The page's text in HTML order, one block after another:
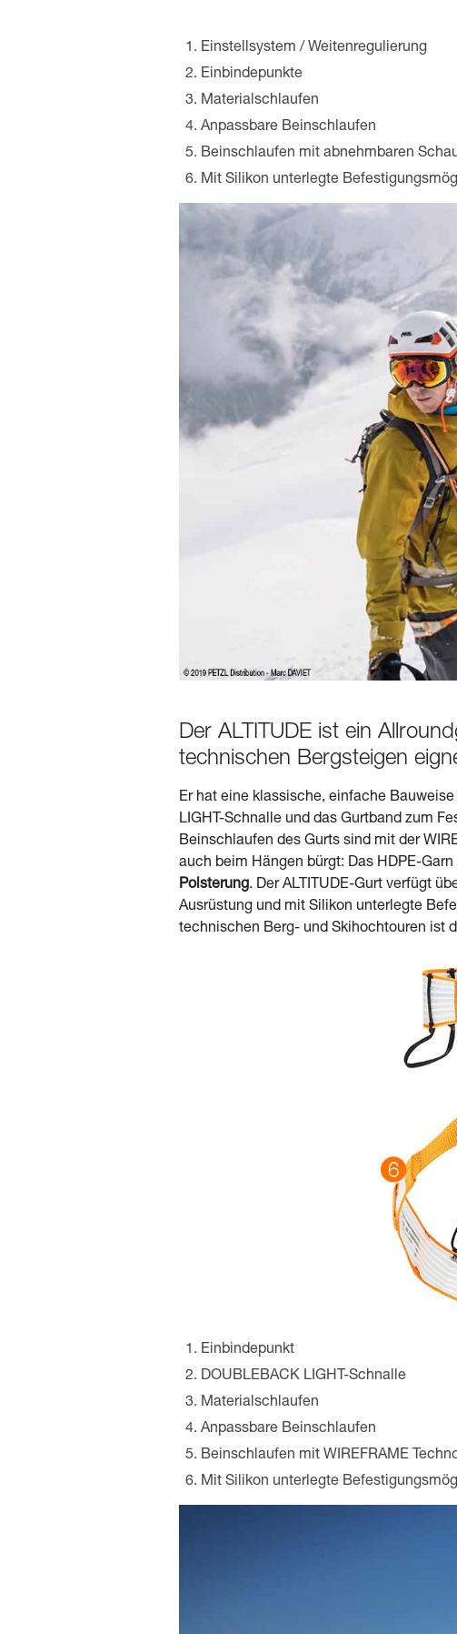
Einstellsystem / Weitenregulierung
Einbindepunkte
Materialschlaufen
Anpassbare Beinschlaufen
Beinschlaufen mit abnehmbaren
Mit Silikon unterlegte
Der ALTITUDE ist ein
technischen Bergsteigen
Er hat eine klassische, einfache
LIGHT-Schnalle und das Gurtband zum
Beinschlaufen des Gurts sind mit der
auch beim Hängen bürgt: Das HDPE-
Polsterung. Der ALTITUDE-Gurt verfügt
Ausrüstung und mit Silikon unterlegte
technischen Berg- und Skihochtouren ist
Einbindepunkt
DOUBLEBACK LIGHT-Schnalle
Materialschlaufen
Anpassbare Beinschlaufen
Beinschlaufen mit WIREFRAME
Mit Silikon unterlegte